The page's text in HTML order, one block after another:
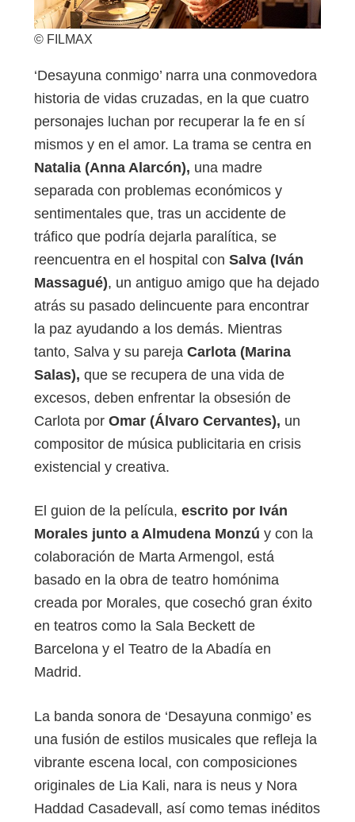
© FILMAX
‘Desayuna conmigo’ narra una conmovedora
historia de vidas cruzadas, en la que cuatro
personajes luchan por recuperar la fe en sí
mismos y en el amor. La trama se centra en
Natalia (Anna Alarcón), una madre
separada con problemas económicos y
sentimentales que, tras un accidente de
tráfico que podría dejarla paralítica, se
reencuentra en el hospital con Salva (Iván
Massagué), un antiguo amigo que ha dejado
atrás su pasado delincuente para encontrar
la paz ayudando a los demás. Mientras
tanto, Salva y su pareja Carlota (Marina
Salas), que se recupera de una vida de
excesos, deben enfrentar la obsesión de
Carlota por Omar (Álvaro Cervantes), un
compositor de música publicitaria en crisis
existencial y creativa.
El guion de la película, escrito por Iván
Morales junto a Almudena Monzú y con la
colaboración de Marta Armengol, está
basado en la obra de teatro homónima
creada por Morales, que cosechó gran éxito
en teatros como la Sala Beckett de
Barcelona y el Teatro de la Abadía en
Madrid.
La banda sonora de ‘Desayuna conmigo’ es
una fusión de estilos musicales que refleja la
vibrante escena local, con composiciones
originales de Lia Kali, nara is neus y Nora
Haddad Casadevall, así como temas inéditos